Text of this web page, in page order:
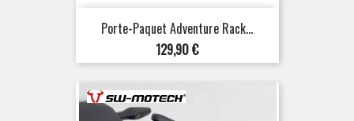
Porte-Paquet Adventure Rack...
Prix
129,90 €